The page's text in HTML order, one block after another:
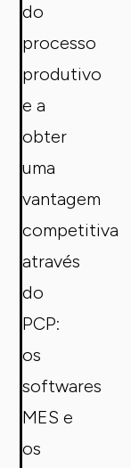
do
processo
produtivo
e a
obter
uma
vantagem
competitiva
através
do
PCP:
os
softwares
MES e
os